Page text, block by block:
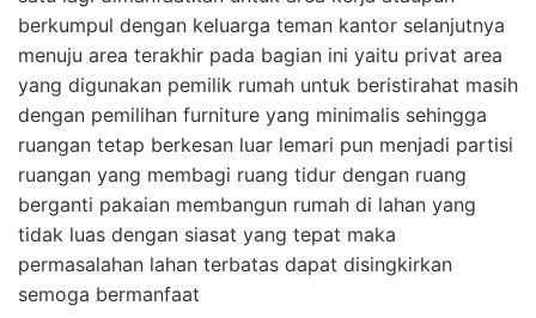
berkumpul dengan keluarga teman kantor selanjutnya
menuju area terakhir pada bagian ini yaitu privat area
yang digunakan pemilik rumah untuk beristirahat masih
dengan pemilihan furniture yang minimalis sehingga
ruangan tetap berkesan luar lemari pun menjadi partisi
ruangan yang membagi ruang tidur dengan ruang
berganti pakaian membangun rumah di lahan yang
tidak luas dengan siasat yang tepat maka
permasalahan lahan terbatas dapat disingkirkan
semoga bermanfaat